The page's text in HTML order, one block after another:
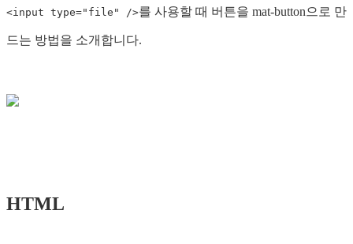
<input type="file" />를 사용할 때 버튼을 mat-button으로 만
드는 방법을 소개합니다.
HTML